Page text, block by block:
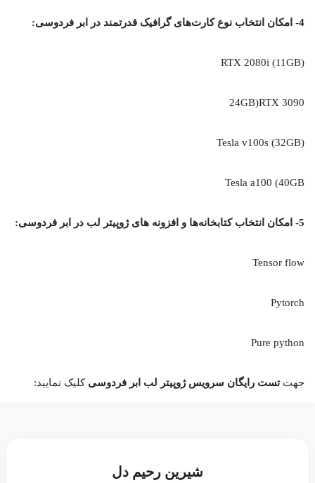
4- امکان انتخاب نوع کارت‌های گرافیک قدرتمند در ابر فردوسی:
(RTX 2080i (11GB
24GB)RTX 3090
(32GB) Tesla v100s
Tesla a100 (40GB
5- امکان انتخاب کتابخانه‌ها و افزونه های ژوپیتر لب در ابر فردوسی:
Tensor flow
Pytorch
Pure python
جهتتست رایگان سرویس ژوپیتر لب ابر فردوسی کلیک نمایید:
شیرین رحیم دل